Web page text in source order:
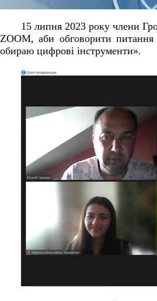
15 липня 2023 року члени
ZOOM, аби обговорити питання
обираю цифрові інструменти».